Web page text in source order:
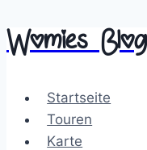
Zum
Inhalt
Womies Blog
Startseite
Touren
Karte